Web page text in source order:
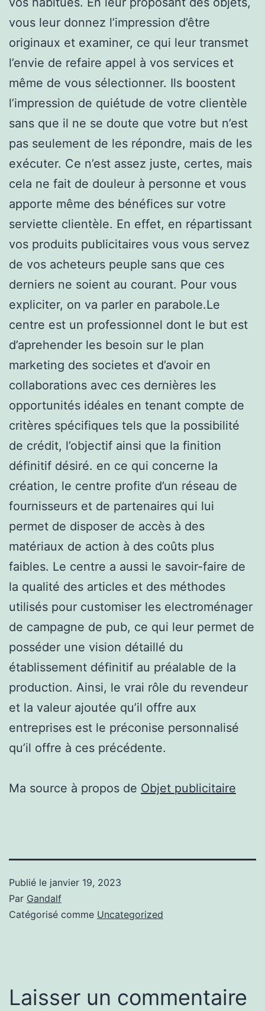
vous leur donnez l’impression d’être
originaux et examiner, ce qui leur transmet
l’envie de refaire appel à vos services et
même de vous sélectionner. Ils boostent
l’impression de quiétude de votre clientèle
sans que il ne se doute que votre but n’est
pas seulement de les répondre, mais de les
exécuter. Ce n’est assez juste, certes, mais
cela ne fait de douleur à personne et vous
apporte même des bénéfices sur votre
serviette clientèle. En effet, en répartissant
vos produits publicitaires vous vous servez
de vos acheteurs peuple sans que ces
derniers ne soient au courant. Pour vous
expliciter, on va parler en parabole.Le
centre est un professionnel dont le but est
d’aprehender les besoin sur le plan
marketing des societes et d’avoir en
collaborations avec ces dernières les
opportunités idéales en tenant compte de
critères spécifiques tels que la possibilité
de crédit, l’objectif ainsi que la finition
définitif désiré. en ce qui concerne la
création, le centre profite d’un réseau de
fournisseurs et de partenaires qui lui
permet de disposer de accès à des
matériaux de action à des coûts plus
faibles. Le centre a aussi le savoir-faire de
la qualité des articles et des méthodes
utilisés pour customiser les electroménager
de campagne de pub, ce qui leur permet de
posséder une vision détaillé du
établissement définitif au préalable de la
production. Ainsi, le vrai rôle du revendeur
et la valeur ajoutée qu’il offre aux
entreprises est le préconise personnalisé
qu’il offre à ces précédente.
Ma source à propos de Objet publicitaire
Publié le janvier 19, 2023
Par Gandalf
Catégorisé comme Uncategorized
Laisser un commentaire